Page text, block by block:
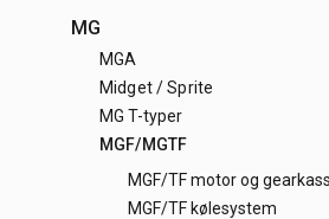
MG
MGA
Midget / Sprite
MG T-typer
MGF/MGTF
MGF/TF motor og
MGF/TF kølesystem